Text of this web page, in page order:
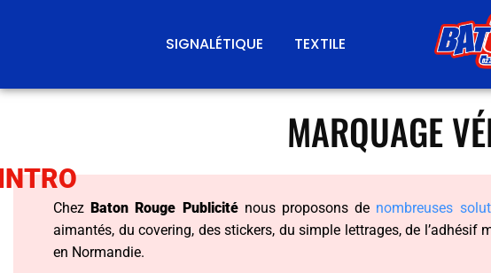
SIGNALÉTIQUE TEXTILE
MARQUAGE
ChezBaton Rouge Publiciténous proposons de nombreuses
aimantés, du covering, des stickers, du simple lettrages, de
en Normandie.